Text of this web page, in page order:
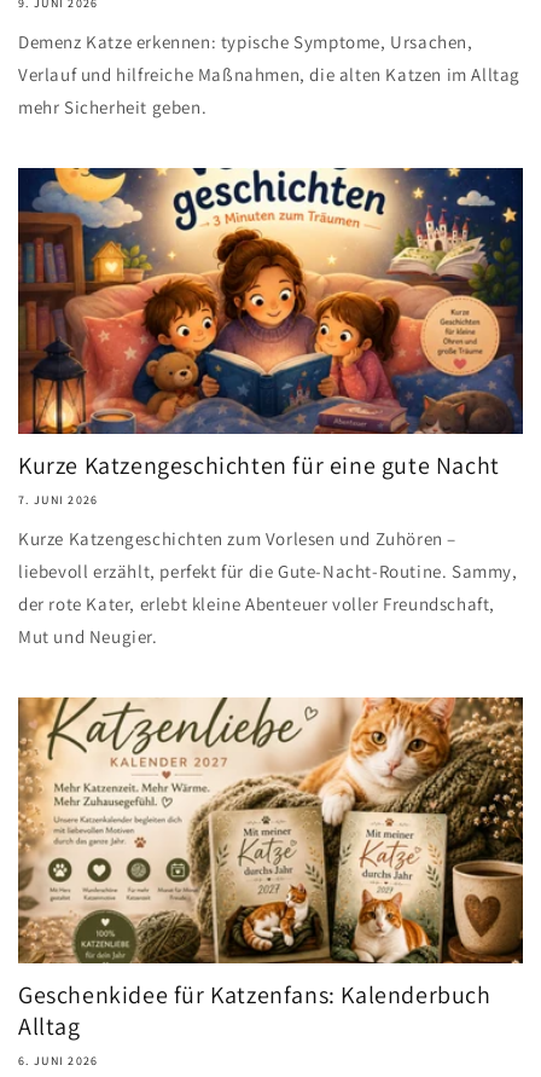
Demenz Katze erkennen: typische Symptome, Ursachen,
Verlauf und hilfreiche Maßnahmen, die alten Katzen im Alltag
mehr Sicherheit geben.
Kurze Katzengeschichten für eine gute Nacht
7. JUNI 2026
Kurze Katzengeschichten zum Vorlesen und Zuhören –
liebevoll erzählt, perfekt für die Gute-Nacht-Routine. Sammy,
der rote Kater, erlebt kleine Abenteuer voller Freundschaft,
Mut und Neugier.
Geschenkidee für Katzenfans: Kalenderbuch
Alltag
6. JUNI 2026